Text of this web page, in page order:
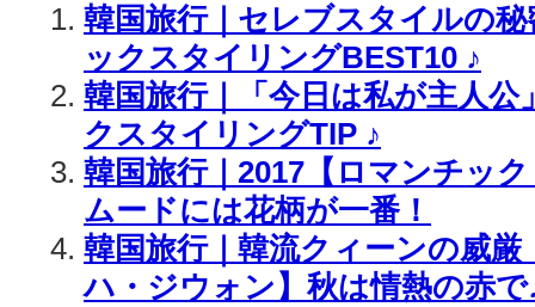
韓国旅行｜セレブスタイルの
ックスタイリングBEST10 ♪
韓国旅行｜「今日は私が主人
クスタイリングTIP ♪
韓国旅行｜2017【ロマンチッ
ムードには花柄が一番！
韓国旅行｜韓流クィーンの威厳
ハ・ジウォン】秋は情熱の赤で